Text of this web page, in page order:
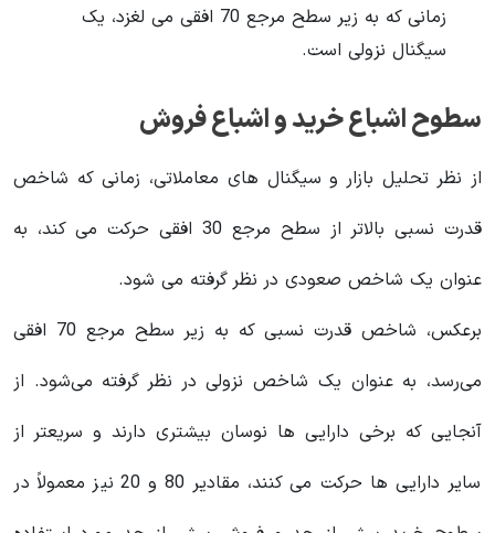
زمانی که به زیر سطح مرجع 70 افقی می لغزد، یک
سیگنال نزولی است.
سطوح اشباع خرید و اشباع فروش
از نظر تحلیل بازار و سیگنال های معاملاتی، زمانی که شاخص
قدرت نسبی بالاتر از سطح مرجع 30 افقی حرکت می کند، به
عنوان یک شاخص صعودی در نظر گرفته می شود.
برعکس، شاخص قدرت نسبی که به زیر سطح مرجع 70 افقی
می‌رسد، به عنوان یک شاخص نزولی در نظر گرفته می‌شود. از
آنجایی که برخی دارایی ها نوسان بیشتری دارند و سریعتر از
سایر دارایی ها حرکت می کنند، مقادیر 80 و 20 نیز معمولاً در